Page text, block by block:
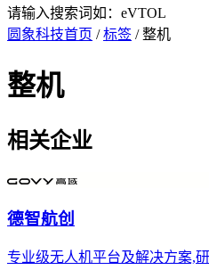
请输入搜索词如：eVTOL
圆象科技首页 /标签 / 整机
整机
相关企业
德智航创
专业级无人机平台及解决方案,